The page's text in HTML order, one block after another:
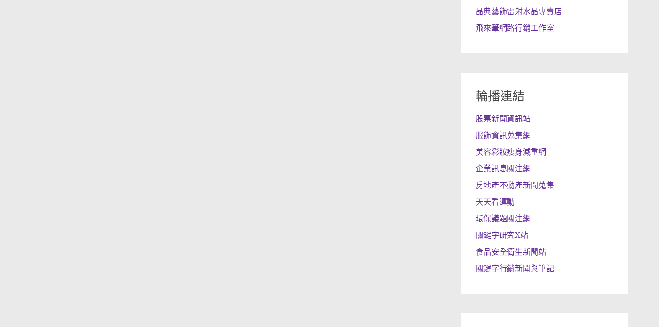
晶典藝飾雷射水晶專賣店
飛來筆網路行銷工作室
輪播連結
股票新聞資訊站
服飾資訊蒐集網
美容彩妝瘦身減重網
企業訊息關注網
房地產不動產新聞蒐集
天天看運動
環保議題關注網
關鍵字研究X站
食品安全衛生新聞站
關鍵字行銷新聞與筆記